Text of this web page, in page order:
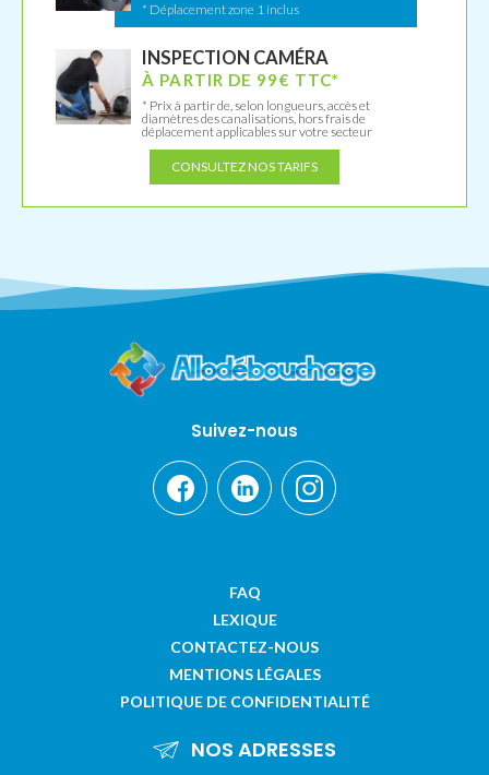
* Déplacement zone 1 inclus
INSPECTION CAMÉRA
À PARTIR DE 99€ TTC*
* Prix à partir de, selon longueurs, accès et
diamètres des canalisations, hors frais de
déplacement applicables sur votre secteur
CONSULTEZ NOS TARIFS
Suivez-nous
FAQ
LEXIQUE
CONTACTEZ-NOUS
MENTIONS LÉGALES
POLITIQUE DE CONFIDENTIALITÉ
NOS ADRESSES